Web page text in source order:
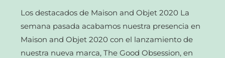
Los destacados de Maison and Objet 2020 La
semana pasada acabamos nuestra presencia en
Maison and Objet 2020 con el lanzamiento de
nuestra nueva marca, The Good Obsession, en